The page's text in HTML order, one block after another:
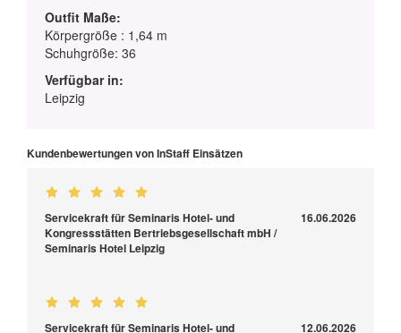
Outfit Maße:
Körpergröße : 1,64 m
Schuhgröße: 36
Verfügbar in:
Leipzig
Kundenbewertungen von InStaff Einsätzen
Servicekraft für Seminaris Hotel- und
Kongressstätten Bertriebsgesellschaft mbH /
Seminaris Hotel Leipzig
16.06.2026
Servicekraft für Seminaris Hotel- und
12.06.2026